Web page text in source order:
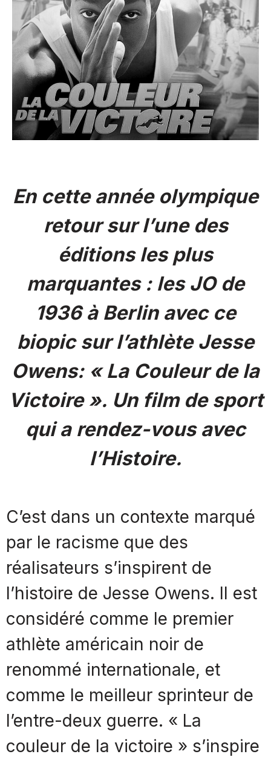
En cette année olympique
retour sur l’une des
éditions les plus
marquantes : les JO de
1936 à Berlin avec ce
biopic sur l’athlète Jesse
Owens: « La Couleur de la
Victoire ». Un film de sport
qui a rendez-vous avec
l’Histoire.
C’est dans un contexte marqué
par le racisme que des
réalisateurs s’inspirent de
l’histoire de Jesse Owens. Il est
considéré comme le premier
athlète américain noir de
renommé internationale, et
comme le meilleur sprinteur de
l’entre-deux guerre. « La
couleur de la victoire » s’inspire